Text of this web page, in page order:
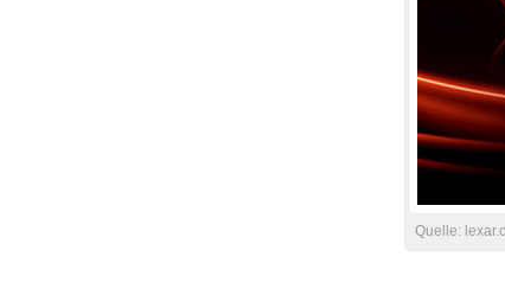
Quelle: